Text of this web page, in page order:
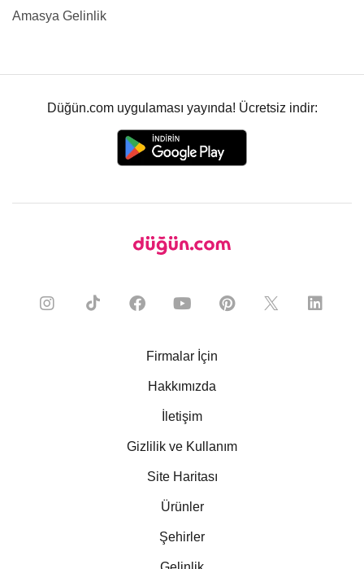
Amasya Gelinlik
Düğün.com uygulaması yayında! Ücretsiz indir:
Firmalar İçin
Hakkımızda
İletişim
Gizlilik ve Kullanım
Site Haritası
Ürünler
Şehirler